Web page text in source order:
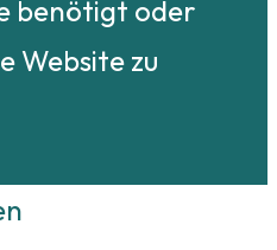
benötigt oder
Website zu